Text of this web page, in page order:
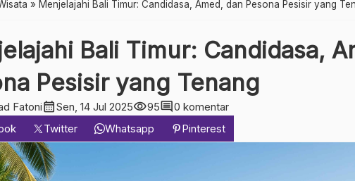
» Menjelajahi Bali Timur: Candidasa, Amed, dan Pesona Pesisir yang
Bali Timur: Candidasa,
Pesisir yang Tenang
Fatonicalendar_monthSen, 14 Jul 2025visibility95comment0 komentar
Twitter Whatsapp Pinterest